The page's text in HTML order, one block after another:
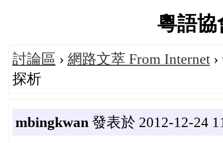
粵語協
討論區 › 網路文萃 From Internet›
探析
mbingkwan 發表於 2012-12-24